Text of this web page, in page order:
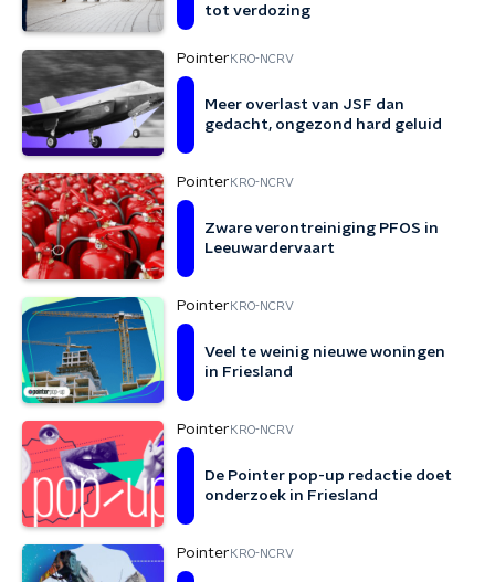
tot verdozing
Pointer KRO-NCRV
Meer overlast van JSF dan
gedacht, ongezond hard geluid
Pointer KRO-NCRV
Zware verontreiniging PFOS in
Leeuwardervaart
Pointer KRO-NCRV
Veel te weinig nieuwe woningen
in Friesland
Pointer KRO-NCRV
De Pointer pop-up redactie doet
onderzoek in Friesland
Pointer KRO-NCRV